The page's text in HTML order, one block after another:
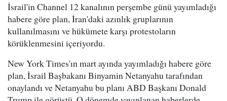
İsrail'in Channel 12 kanalının perşembe günü yayımladığı
habere göre plan, İran'daki azınlık gruplarının
kullanılmasını ve hükümete karşı protestoların
körüklenmesini içeriyordu.
New York Times'ın mart ayında yayımladığı habere göre
plan, İsrail Başbakanı Binyamin Netanyahu tarafından
onaylandı ve Netanyahu bu planı ABD Başkanı Donald